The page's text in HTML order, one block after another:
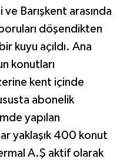
ve Barışkent arasında
döşendikten
kuyu açıldı. Ana
konutları
kent içinde
abonelik
yapılan
yaklaşık 400 konut
A.Ş aktif olarak